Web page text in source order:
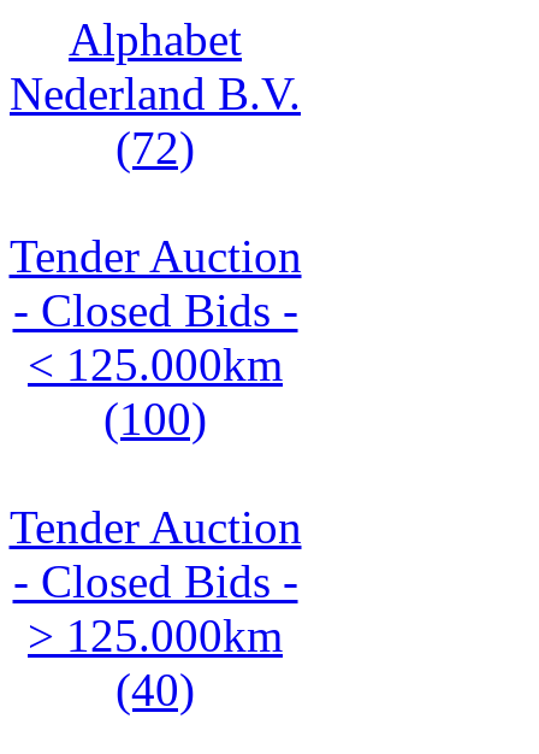
Alphabet
Nederland B.V.
(72)
Tender Auction
- Closed Bids -
< 125.000km
(100)
Tender Auction
- Closed Bids -
> 125.000km
(40)